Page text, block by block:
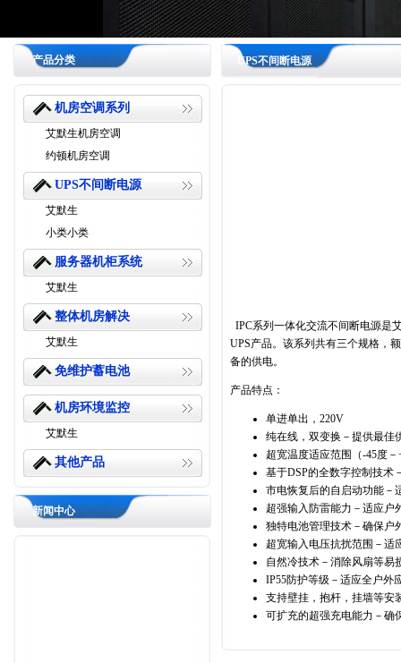
产品分类
机房空调系列
艾默生机房空调
约顿机房空调
UPS不间断电源
艾默生
小类小类
服务器机柜系统
艾默生
整体机房解决
艾默生
免维护蓄电池
机房环境监控
艾默生
其他产品
新闻中心
UPS不间断电源
IPC系列一体化交流不间断电源是
UPS产品。该系列共有三个规格，
备的供电。
产品特点：
单进单出，220V
纯在线，双变换－提供最佳
超宽温度适应范围（-45度
基于DSP的全数字控制技术
市电恢复后的自启动功能－
超强输入防雷能力－适应户
独特电池管理技术－确保户
超宽输入电压抗扰范围－适
自然冷技术－消除风扇等易
IP55防护等级－适应全户外
支持壁挂，抱杆，挂墙等安
可扩充的超强充电能力－确